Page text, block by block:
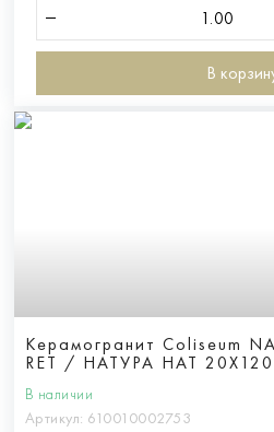
В
Керамогранит Coliseum
RET / НАТУРА НАТ 20Х120
В наличии
Артикул: 610010002753